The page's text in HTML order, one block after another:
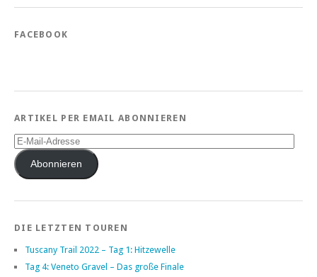
FACEBOOK
ARTIKEL PER EMAIL ABONNIEREN
E-
Mail-
AdresseAbonnieren
DIE LETZTEN TOUREN
Tuscany Trail 2022 – Tag 1: Hitzewelle
Tag 4: Veneto Gravel – Das große Finale